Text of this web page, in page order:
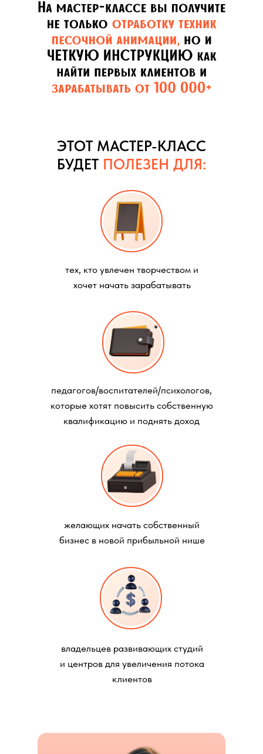
ЭТОТ МАСТЕР-КЛАСС
БУДЕТ ПОЛЕЗЕН ДЛЯ:
тех, кто увлечен творчеством и
хочет начать зарабатывать
педагогов/воспитателей/психологов,
которые хотят повысить собственную
квалификацию и поднять доход
желающих начать собственный
бизнес в новой прибыльной нише
владельцев развивающих студий
и центров для увеличения потока
клиентов